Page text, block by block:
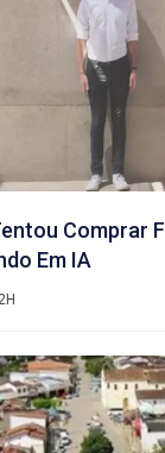
Comprar
Em IA